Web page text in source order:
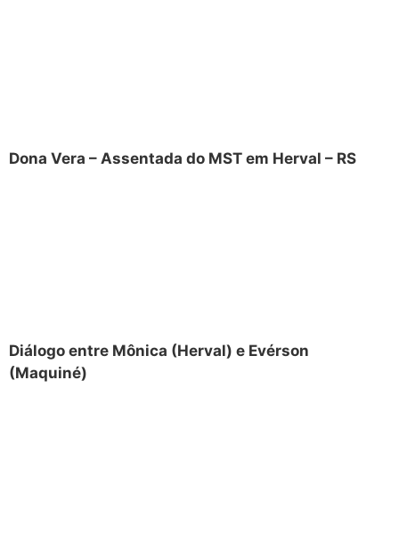
Dona Vera – Assentada do MST em Herval – RS
Diálogo entre Mônica (Herval) e Evérson
(Maquiné)